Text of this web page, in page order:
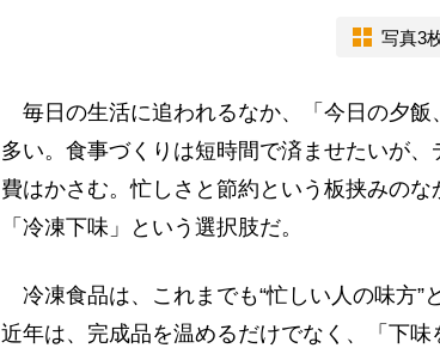
写真3
毎日の生活に追われるなか、「今日の夕飯
多い。食事づくりは短時間で済ませたいが
費はかさむ。忙しさと節約という板挟みの
「冷凍下味」という選択肢だ。
冷凍食品は、これまでも“忙しい人の味方”
近年は、完成品を温めるだけでなく、「下